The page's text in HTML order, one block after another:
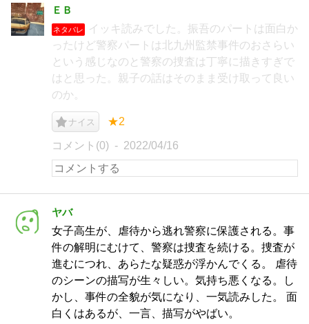
ＥＢ
ネタバレ
イッキ読みでした。振吾のパートは面白か
ったけど警察パートは北九州監禁事件のおさらい
という感じなのと警察の捜査は丁寧に描きすぎで
はと思った。親子の話はそのまま受け取って良い
のか。
ナイス ★2
コメント(0) 2022/04/16
ヤバ
女子高生が、虐待から逃れ警察に保護される。事
件の解明にむけて、警察は捜査を続ける。捜査が
進むにつれ、あらたな疑惑が浮かんでくる。 虐待
のシーンの描写が生々しい。気持ち悪くなる。し
かし、事件の全貌が気になり、一気読みした。 面
白くはあるが、一言、描写がやばい。